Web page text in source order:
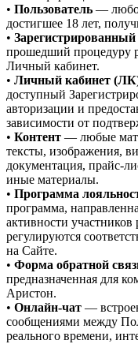
• Пользователь —
достигшее 18 лет,
• Зарегистрированный
прошедший процедуру
Личный кабинет.
• Личный кабинет
доступный
авторизации и
зависимости от
• Контент — любые
тексты, изображения,
документация, прайс-
иные материалы.
• Программа
программа,
активности
регулируются
на Сайте.
• Форма обратной
предназначенная для
Аристон.
• Онлайн-чат —
сообщениями между
реального времени,